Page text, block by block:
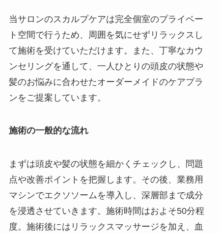
当サロンのスカルプケアは完全個室のプライベー
ト空間で行うため、周囲を気にせずリラックスし
て施術を受けていただけます。また、丁寧なカウ
ンセリングを通して、一人ひとりの頭皮の状態や
髪のお悩みに合わせたオーダーメイドのケアプラ
ンをご提案しています。
施術の一般的な流れ
まずは頭皮や髪の状態を細かくチェックし、問題
点や改善ポイントを把握します。その後、業務用
マシンでエクソソームを導入し、深層部まで成分
を浸透させていきます。施術時間はおよそ50分程
度。施術後にはリラックスマッサージを加え、血